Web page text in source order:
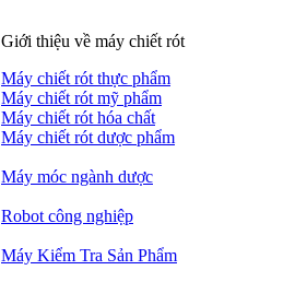
Giới thiệu về máy chiết rót
Máy chiết rót thực phẩm
Máy chiết rót mỹ phẩm
Máy chiết rót hóa chất
Máy chiết rót dược phẩm
Máy móc ngành dược
Robot công nghiệp
Máy Kiểm Tra Sản Phẩm